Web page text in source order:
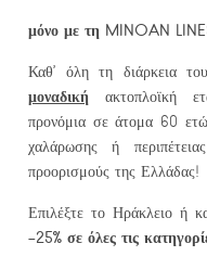
μόνο με τη MINOAN
Καθ’ όλη τη διάρκεια
μοναδική ακτοπλοϊκή
προνόμια σε άτομα 60
χαλάρωσης ή
προορισμούς της Ελλάδας!
Επιλέξτε το Ηράκλειο ή
-25% σε όλες τις